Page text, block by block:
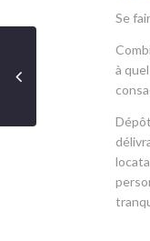
Se
à